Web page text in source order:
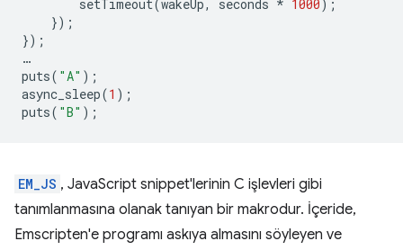
setTimeout(wakeUp, seconds * 1000);
});
});
…
puts( "A" );
async_sleep(1 );
puts( "B" );
EM_JS , JavaScript snippet'lerinin C işlevleri gibi
tanımlanmasına olanak tanıyan bir makrodur. İçeride,
Emscripten'e programı askıya almasını söyleyen ve